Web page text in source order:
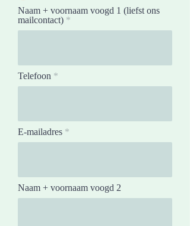
Naam + voornaam voogd 1 (liefst ons
mailcontact)
Telefoon
E-mailadres
Naam + voornaam voogd 2